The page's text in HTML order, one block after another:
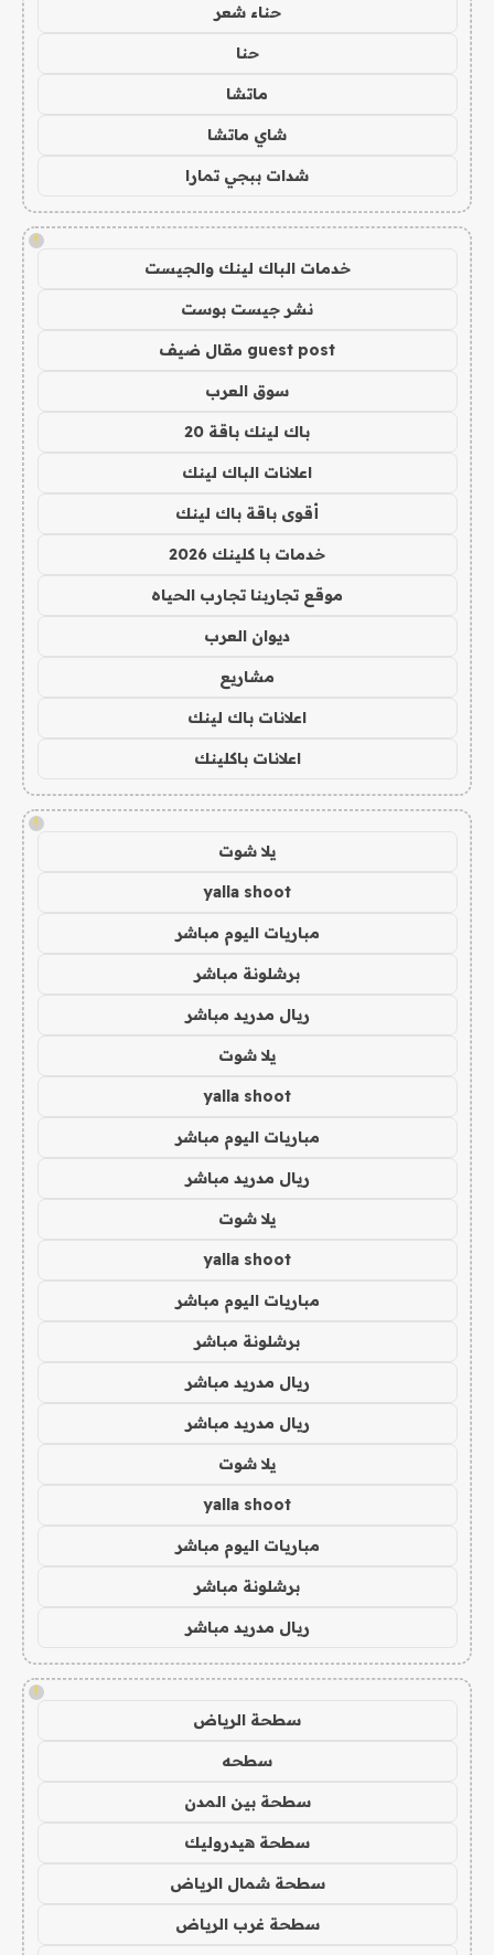
حناء شعر
حنا
ماتشا
شاي ماتشا
شدات ببجي تمارا
!
خدمات الباك لينك والجيست
نشر جيست بوست
guest post مقال ضيف
سوق العرب
باك لينك باقة 20
اعلانات الباك لينك
أقوى باقة باك لينك
خدمات با كلينك 2026
موقع تجاربنا تجارب الحياه
ديوان العرب
مشاريع
اعلانات باك لينك
اعلانات باكلينك
!
يلا شوت
yalla shoot
مباريات اليوم مباشر
برشلونة مباشر
ريال مدريد مباشر
يلا شوت
yalla shoot
مباريات اليوم مباشر
ريال مدريد مباشر
يلا شوت
yalla shoot
مباريات اليوم مباشر
برشلونة مباشر
ريال مدريد مباشر
ريال مدريد مباشر
يلا شوت
yalla shoot
مباريات اليوم مباشر
برشلونة مباشر
ريال مدريد مباشر
!
سطحة الرياض
سطحه
سطحة بين المدن
سطحة هيدروليك
سطحة شمال الرياض
سطحة غرب الرياض